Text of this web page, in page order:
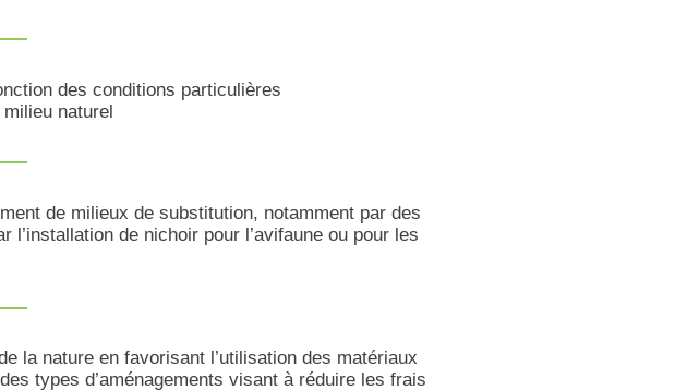
des conditions particulières
naturel
de milieux de substitution, notamment par des
de nichoir pour l’avifaune ou pour les
la nature en favorisant l’utilisation des matériaux
types d’aménagements visant à réduire les frais